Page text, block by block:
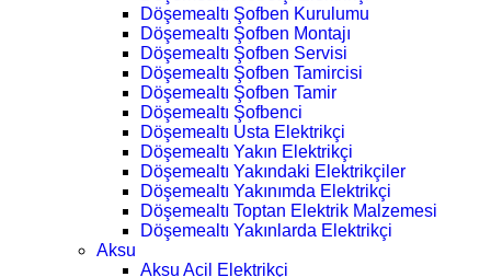
Döşemealtı Şofben Kurulumu
Döşemealtı Şofben Montajı
Döşemealtı Şofben Servisi
Döşemealtı Şofben Tamircisi
Döşemealtı Şofben Tamir
Döşemealtı Şofbenci
Döşemealtı Usta Elektrikçi
Döşemealtı Yakın Elektrikçi
Döşemealtı Yakındaki Elektrikçiler
Döşemealtı Yakınımda Elektrikçi
Döşemealtı Toptan Elektrik Malzemesi
Döşemealtı Yakınlarda Elektrikçi
Aksu
Aksu Acil Elektrikçi